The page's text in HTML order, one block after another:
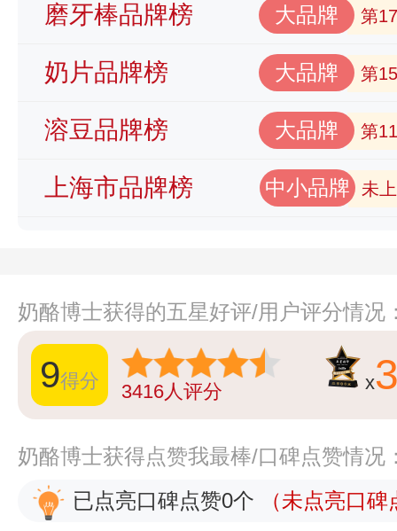
磨牙棒品牌榜 大品牌 第
奶片品牌榜 大品牌 第
溶豆品牌榜 大品牌 第
上海市品牌榜 中小品牌 未
奶酪博士获得的五星好评/用户评分情况
9得分 3416人评分 x
奶酪博士获得点赞我最棒/口碑点赞情况
已点亮口碑点赞0个
（未点亮口